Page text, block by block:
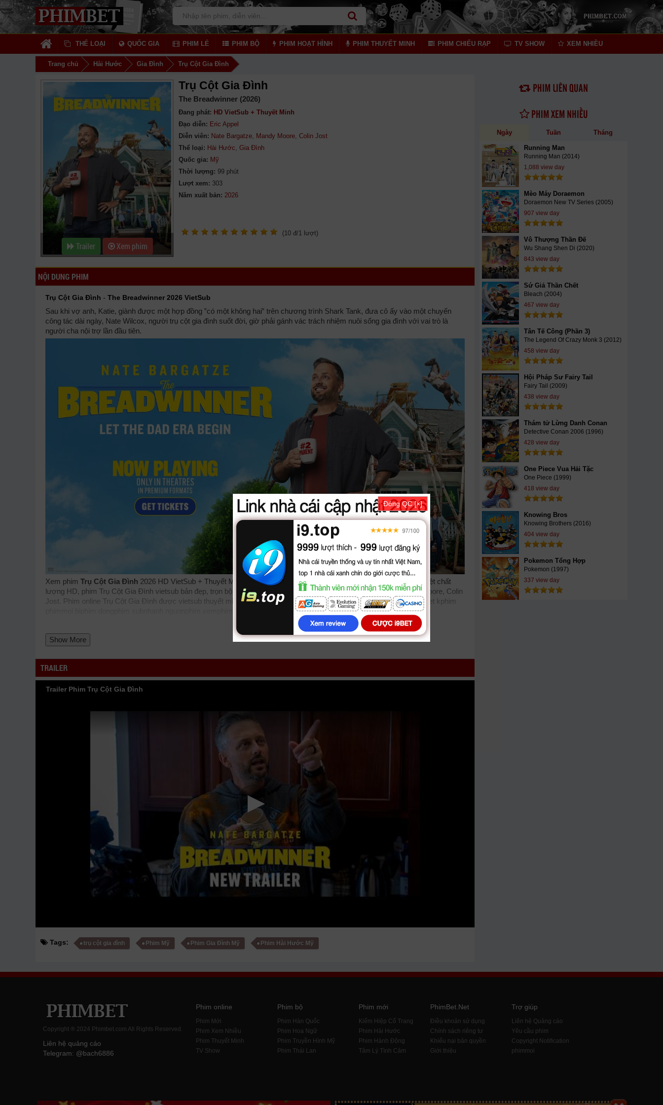
THỂ LOẠI QUỐC GIA PHIM LẺ PHIM BỘ PHIM HOẠT HÌNH PHIM THUYẾT MINH PHIM CHIẾU RẠP TV SHOW XEM NHIỀU
Trang chủ Hài Hước Gia Đình Trụ Cột Gia Đình
Trailer Xem phim
Trụ Cột Gia Đình
The Breadwinner (2026)
Đang phát: HD VietSub + Thuyết Minh
Đạo diễn: Eric Appel
Diễn viên: Nate Bargatze, Mandy Moore, Colin Jost
Thể loại: Hài Hước, Gia Đình
Quốc gia: Mỹ
Thời lượng: 99 phút
Lượt xem: 303
Năm xuất bản:
(10 đ/1 lượt)
NỘI DUNG PHIM
Trụ Cột Gia Đình - The Breadwinner 2026 VietSub
Sau khi vợ anh, Katie, giành được một hợp đồng ‟có một không hai‟ trên chương trình Shark Tank, đưa cô ấy vào một chuyến
công tác dài ngày, Nate Wilcox, người trụ cột gia đình suốt đời, giờ phải gánh vác trách nhiệm nuôi sống gia đình với vai trò là
người cha nội trợ lần đầu tiên.
Xem phim Trụ Cột Gia Đình 2026 HD VietSub + Thuyết Minh, phim Tru Cot Gia Dinh được thuyết minh, phụ đề tiếng việt chất
lượng HD, phim Trụ Cột Gia Đình vietsub bản đẹp, trọn bộ với sự tham gia của các diễn viên: Nate Bargatze, Mandy Moore, Colin
Jost. Phim online Trụ Cột Gia Đình được vietsub thuyết minh Lồng tiếng bởi các subteam nhưbilutv phimbathu phudeviet kphim
dongphymtv Trụ Cột Gia Đình, Trụ Cột Gia Đình 2026, The
thichxemphim xemphimxua phimdinhcao
hdonline
KST zz The Breadwinner 2026tvhay phimhay az
hdvietnam phimonline kenhphim phim14 phimmediatvmotphim phimnhanh thegioiphim
nhật phụ đề Vietsub nhanh nhất, xem online nhanh nhất. Tải link fshare drive và download phim Trụ Cột Gia Đình vtv HTV SCTV
GOTV FullHD mới nhất. Mời các bạn đón xem bộ phim
Show More
TRAILER
Trailer Phim Trụ Cột Gia Đình
Tags: trụ cột gia đình Phim Mỹ Phim Gia Đình Mỹ Phim Hài Hước Mỹ
PHIM LIÊN QUAN
PHIM XEM NHIỀU
Ngày Tuần Tháng
Running Man
Running Man (2014)
1,088 view day
Mèo Máy Doraemon
Doraemon New TV Series (2005)
907 view day
Vô Thượng Thần Đế
Wu Shang Shen Di (2020)
843 view day
Sứ Giả Thần Chết
Bleach (2004)
467 view day
Tân Tế Công (Phần 3)
The Legend Of Crazy Monk 3 (2012)
458 view day
Hội Pháp Sư Fairy Tail
Fairy Tail (2009)
438 view day
Thám tử Lừng Danh Conan
Detective Conan 2006 (1996)
428 view day
One Piece Vua Hải Tặc
One Piece (1999)
418 view day
Knowing Bros
Knowing Brothers (2016)
404 view day
Pokemon Tổng Hợp
Pokemon (1997)
337 view day
Copyright ® 2024 Phimbet.com All Rights Reserved.
Liên hệ quảng cáo
Telegram: @bach6886
Phim online
Phim Mới
Phim Xem Nhiều
Phim Thuyết Minh
TV Show
Phim bộ
Phim Hàn Quốc
Phim Hoa Ngữ
Phim Truyền Hình Mỹ
Phim Thái Lan
Phim mới
Kiếm Hiệp Cổ Trang
Phim Hài Hước
Phim Hành Động
Tâm Lý Tình Cảm
PhimBet.Net
Điều khoản sử dụng
Chính sách riêng tư
Khiếu nại bản quyền
Giới thiệu
Trợ giúp
Liên hệ Quảng cáo
Yêu cầu phim
Copyright Notification
phimmoi
Đóng QC [×]